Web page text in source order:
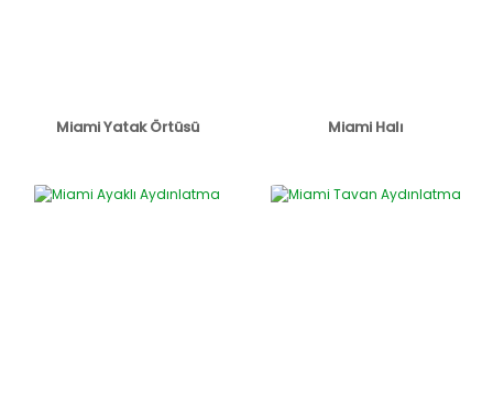
Miami Yatak Örtüsü Miami Halı